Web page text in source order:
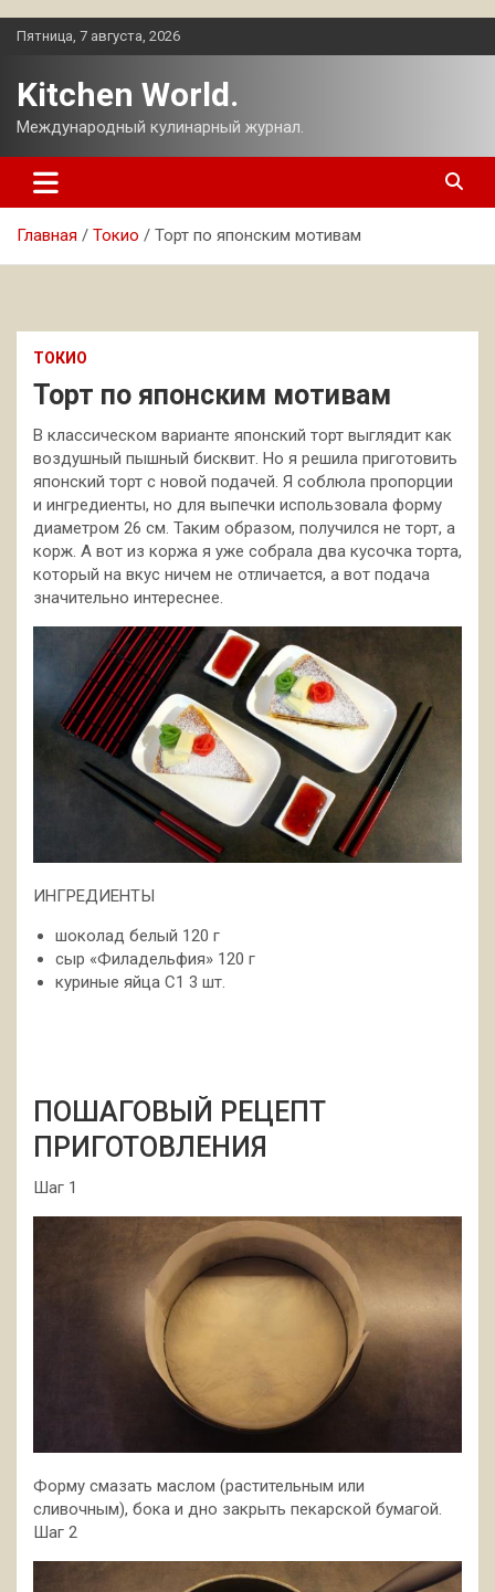
Перейти
Пятница, 7 августа, 2026
Kitchen World.
Международный кулинарный журнал.
Главная Токио Торт по японским мотивам
ТОКИО
Торт по японским мотивам
В классическом варианте японский торт выглядит как
воздушный пышный бисквит. Но я решила приготовить
японский торт с новой подачей. Я соблюла пропорции
и ингредиенты, но для выпечки использовала форму
диаметром 26 см. Таким образом, получился не торт, а
корж. А вот из коржа я уже собрала два кусочка торта,
который на вкус ничем не отличается, а вот подача
значительно интереснее.
ИНГРЕДИЕНТЫ
шоколад белый 120 г
сыр «Филадельфия» 120 г
куриные яйца С1 3 шт.
ПОШАГОВЫЙ РЕЦЕПТ
ПРИГОТОВЛЕНИЯ
Шаг 1
Форму смазать маслом (растительным или
сливочным), бока и дно закрыть пекарской бумагой.
Шаг 2